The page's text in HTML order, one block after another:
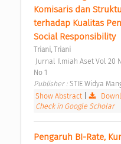
Komisaris dan
terhadap Kualitas
Social Responsibility
Triani, Triani
No 1
Publisher : STIE Widya
Show Abstract
Check in Google Scholar
Pengaruh BI-Rate,